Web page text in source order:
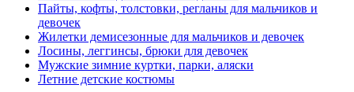
Пайты, кофты, толстовки, регланы для мальчиков и
девочек
Жилетки демисезонные для мальчиков и девочек
Лосины, леггинсы, брюки для девочек
Мужские зимние куртки, парки, аляски
Летние детские костюмы